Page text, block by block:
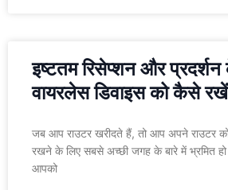
इष्टतम रिसेप्शन और
वायरलेस डिवाइस को कैसे
जब आप राउटर खरीदते हैं, तो आप अपने राउटर को
रखने के लिए सबसे अच्छी जगह के बारे में भ्रमित
आपको